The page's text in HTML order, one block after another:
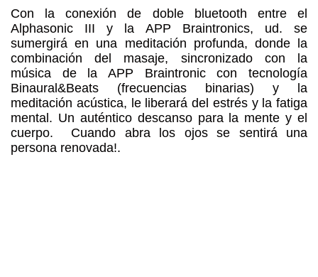
Con la conexión de doble bluetooth entre el
Alphasonic III y la APP Braintronics, ud. se
sumergirá en una meditación profunda, donde la
combinación del masaje, sincronizado con la
música de la APP Braintronic con tecnología
Binaural&Beats (frecuencias binarias) y la
meditación acústica, le liberará del estrés y la fatiga
mental. Un auténtico descanso para la mente y el
cuerpo. Cuando abra los ojos se sentirá una
persona renovada!.